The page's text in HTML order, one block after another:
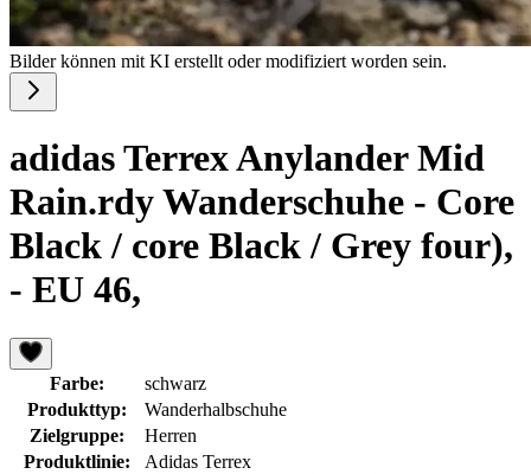
Bilder können mit KI erstellt oder modifiziert worden sein.
adidas Terrex Anylander Mid
Rain.rdy Wanderschuhe - Core
Black / core Black / Grey four),
- EU 46,
Farbe:
schwarz
Produkttyp:
Wanderhalbschuhe
Zielgruppe:
Herren
Produktlinie:
Adidas Terrex